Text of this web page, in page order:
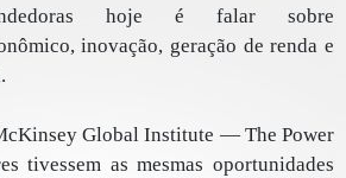
hoje é falar sobre
inovação, geração de renda e
Global Institute — The Power
tivessem as mesmas oportunidades